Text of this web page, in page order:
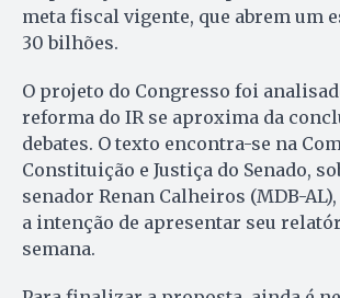
meta fiscal vigente, que abrem um
30 bilhões.
O projeto do Congresso foi
reforma do IR se aproxima da
debates. O texto encontra-se na
Constituição e Justiça do Senado,
senador Renan Calheiros (MDB-
a intenção de apresentar seu
semana.